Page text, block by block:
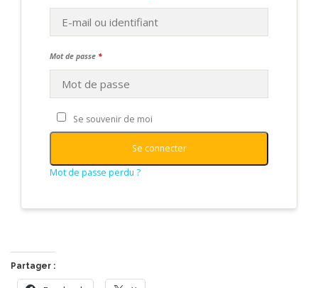
Mot de passe *
Se souvenir de moi
Se connecter
Mot de passe perdu ?
Partager :